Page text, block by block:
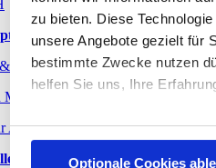
zu bieten. Diese
unsere Angebote gezielt für
bestimmte Zwecke nutzen
helfen Sie uns, Ihre
Optionale Cookies
GmbHöffnet sich für die
der Lufthansa
für Arbeitgeber(EAA)